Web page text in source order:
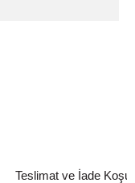
Teslimat ve İade